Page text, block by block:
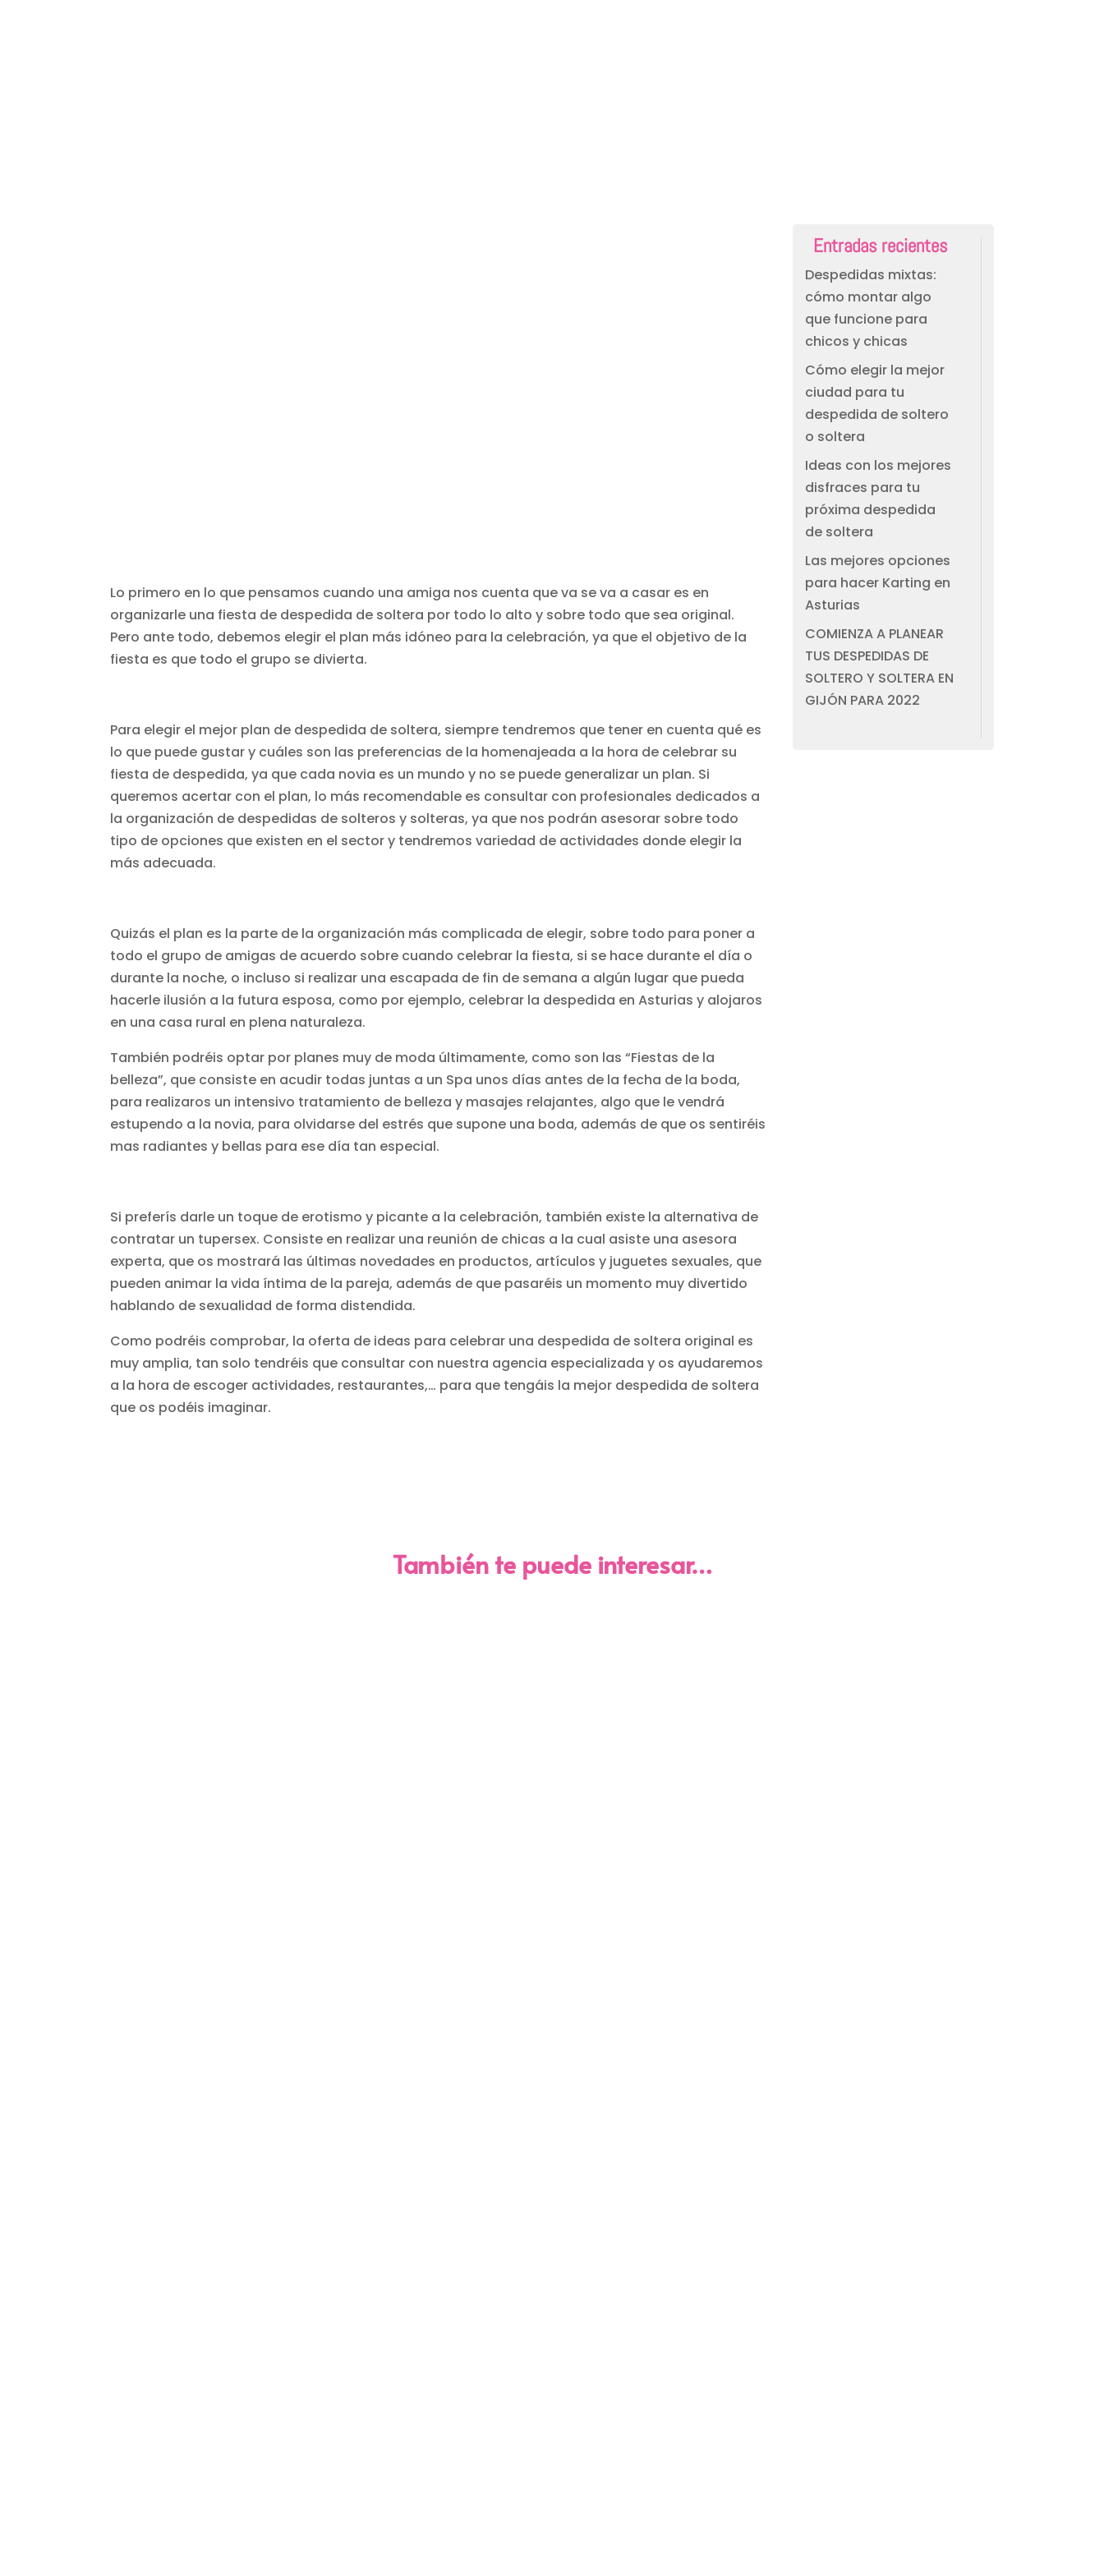
Lo primero en lo que pensamos cuando una amiga nos cuenta que va se va a casar es en
organizarle una fiesta de despedida de soltera por todo lo alto y sobre todo que sea original.
Pero ante todo, debemos elegir el plan más idóneo para la celebración, ya que el objetivo de la
fiesta es que todo el grupo se divierta.
Para elegir el mejor plan de despedida de soltera, siempre tendremos que tener en cuenta qué es
lo que puede gustar y cuáles son las preferencias de la homenajeada a la hora de celebrar su
fiesta de despedida, ya que cada novia es un mundo y no se puede generalizar un plan. Si
queremos acertar con el plan, lo más recomendable es consultar con profesionales dedicados a
la organización de despedidas de solteros y solteras, ya que nos podrán asesorar sobre todo
tipo de opciones que existen en el sector y tendremos variedad de actividades donde elegir la
más adecuada.
Quizás el plan es la parte de la organización más complicada de elegir, sobre todo para poner a
todo el grupo de amigas de acuerdo sobre cuando celebrar la fiesta, si se hace durante el día o
durante la noche, o incluso si realizar una escapada de fin de semana a algún lugar que pueda
hacerle ilusión a la futura esposa, como por ejemplo, celebrar la despedida en Asturias y alojaros
en una casa rural en plena naturaleza.
También podréis optar por planes muy de moda últimamente, como son las “Fiestas de la
belleza”, que consiste en acudir todas juntas a un Spa unos días antes de la fecha de la boda,
para realizaros un intensivo tratamiento de belleza y masajes relajantes, algo que le vendrá
estupendo a la novia, para olvidarse del estrés que supone una boda, además de que os sentiréis
mas radiantes y bellas para ese día tan especial.
Si preferís darle un toque de erotismo y picante a la celebración, también existe la alternativa de
contratar un tupersex. Consiste en realizar una reunión de chicas a la cual asiste una asesora
experta, que os mostrará las últimas novedades en productos, artículos y juguetes sexuales, que
pueden animar la vida íntima de la pareja, además de que pasaréis un momento muy divertido
hablando de sexualidad de forma distendida.
Como podréis comprobar, la oferta de ideas para celebrar una despedida de soltera original es
muy amplia, tan solo tendréis que consultar con nuestra agencia especializada y os ayudaremos
a la hora de escoger actividades, restaurantes,… para que tengáis la mejor despedida de soltera
que os podéis imaginar.
Entradas recientes
Despedidas mixtas:
cómo montar algo
que funcione para
chicos y chicas
Cómo elegir la mejor
ciudad para tu
despedida de soltero
o soltera
Ideas con los mejores
disfraces para tu
próxima despedida
de soltera
Las mejores opciones
para hacer Karting en
Asturias
COMIENZA A PLANEAR
TUS DESPEDIDAS DE
SOLTERO Y SOLTERA EN
GIJÓN PARA 2022
También te puede interesar…